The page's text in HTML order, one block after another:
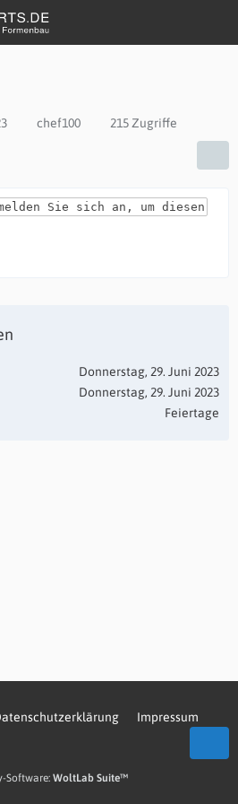
chef100 215 Zugriffe
Sie sich an, um diesen
Donnerstag, 29. Juni 2023
Donnerstag, 29. Juni 2023
Feiertage
Impressum
Software: WoltLab Suite™